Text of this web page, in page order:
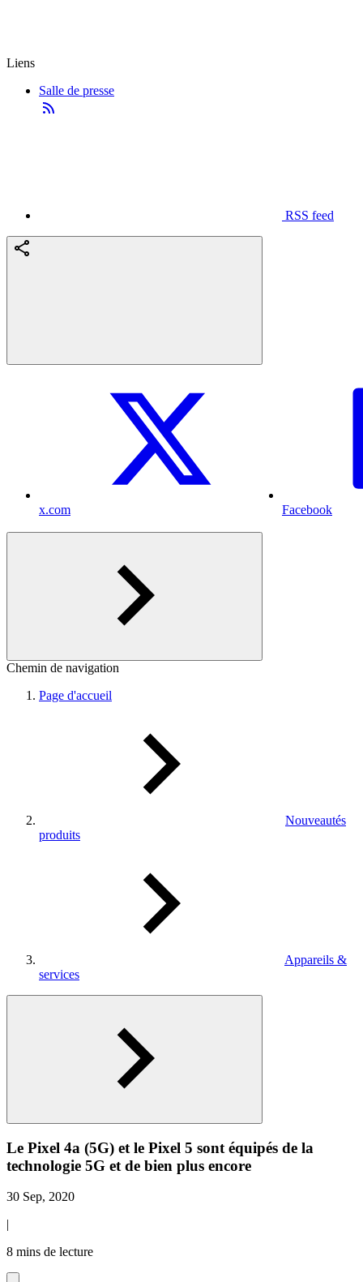
Liens
Salle de presse
RSS feed
x.com Facebook
Chemin de navigation
Page d'accueil
Nouveautés
produits
Appareils &
services
Le Pixel 4a (5G) et le Pixel 5 sont équipés de la
technologie 5G et de bien plus encore
30 Sep, 2020
|
8 mins de lecture